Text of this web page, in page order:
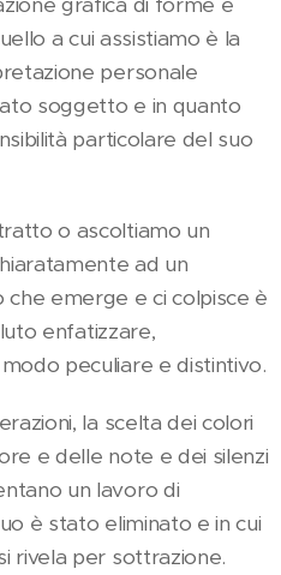
a cui assistiamo è la
personale
soggetto e in quanto
particolare del suo
o ascoltiamo un
ad un
emerge e ci colpisce è
enfatizzare,
peculiare e distintivo.
la scelta dei colori
e delle note e dei silenzi
un lavoro di
è stato eliminato e in cui
rivela per sottrazione.